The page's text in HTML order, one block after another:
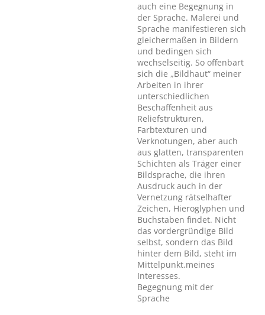
auch eine Begegnung in
der Sprache. Malerei und
Sprache manifestieren sich
gleichermaßen in Bildern
und bedingen sich
wechselseitig. So offenbart
sich die „Bildhaut“ meiner
Arbeiten in ihrer
unterschiedlichen
Beschaffenheit aus
Reliefstrukturen,
Farbtexturen und
Verknotungen, aber auch
aus glatten, transparenten
Schichten als Träger einer
Bildsprache, die ihren
Ausdruck auch in der
Vernetzung rätselhafter
Zeichen, Hieroglyphen und
Buchstaben findet. Nicht
das vordergründige Bild
selbst, sondern das Bild
hinter dem Bild, steht im
Mittelpunkt.meines
Interesses.
Begegnung mit der
Sprache